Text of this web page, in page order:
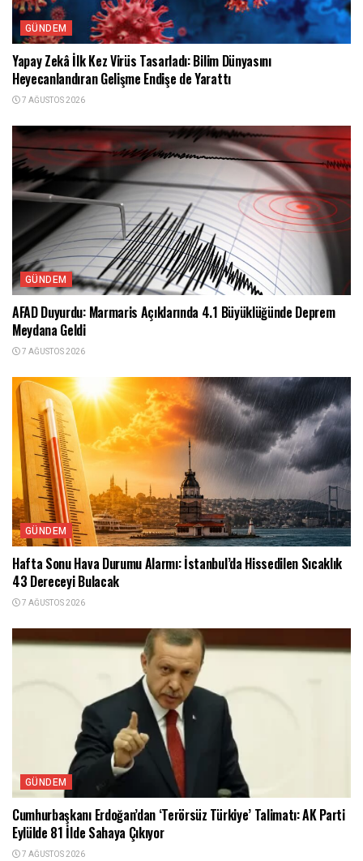
GÜNDEM
Yapay Zekâ İlk Kez Virüs Tasarladı: Bilim Dünyasını
Heyecanlandıran Gelişme Endişe de Yarattı
7 AĞUSTOS 2026
GÜNDEM
AFAD Duyurdu: Marmaris Açıklarında 4.1 Büyüklüğünde Deprem
Meydana Geldi
7 AĞUSTOS 2026
GÜNDEM
Hafta Sonu Hava Durumu Alarmı: İstanbul’da Hissedilen Sıcaklık
43 Dereceyi Bulacak
7 AĞUSTOS 2026
GÜNDEM
Cumhurbaşkanı Erdoğan’dan ‘Terörsüz Türkiye’ Talimatı: AK Parti
Eylülde 81 İlde Sahaya Çıkıyor
7 AĞUSTOS 2026